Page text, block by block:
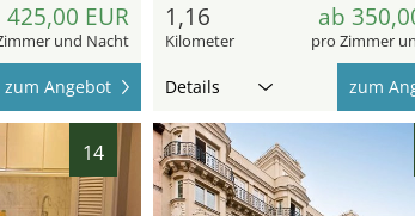
425,00 EUR
und Nacht
zum Angebot
1,16
Kilometer
ab
pro Zimmer
Details zum
14